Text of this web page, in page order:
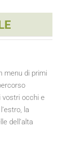
menu di primi
vostri occhi e
la
dell’alta